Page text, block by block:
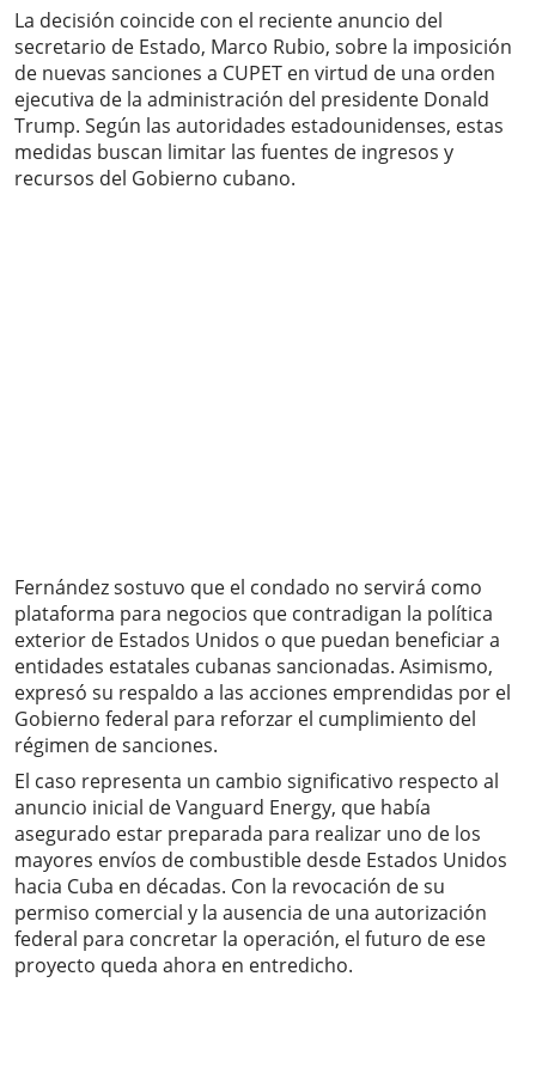
La decisión coincide con el reciente anuncio del
secretario de Estado, Marco Rubio, sobre la imposición
de nuevas sanciones a CUPET en virtud de una orden
ejecutiva de la administración del presidente Donald
Trump. Según las autoridades estadounidenses, estas
medidas buscan limitar las fuentes de ingresos y
recursos del Gobierno cubano.
Fernández sostuvo que el condado no servirá como
plataforma para negocios que contradigan la política
exterior de Estados Unidos o que puedan beneficiar a
entidades estatales cubanas sancionadas. Asimismo,
expresó su respaldo a las acciones emprendidas por el
Gobierno federal para reforzar el cumplimiento del
régimen de sanciones.
El caso representa un cambio significativo respecto al
anuncio inicial de Vanguard Energy, que había
asegurado estar preparada para realizar uno de los
mayores envíos de combustible desde Estados Unidos
hacia Cuba en décadas. Con la revocación de su
permiso comercial y la ausencia de una autorización
federal para concretar la operación, el futuro de ese
proyecto queda ahora en entredicho.